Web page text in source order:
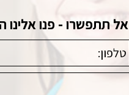
תתפשרו - פנו אלינו